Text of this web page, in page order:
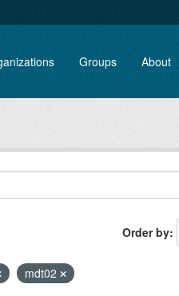
Groups About
Order by
mdt02